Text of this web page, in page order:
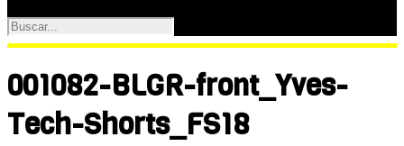
001082-BLGR-front_Yves-
Tech-Shorts_FS18